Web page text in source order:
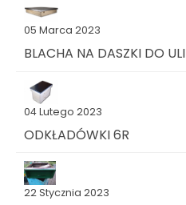
05 Marca 2023
BLACHA NA DASZKI DO ULI
04 Lutego 2023
ODKŁADÓWKI 6R
22 Stycznia 2023